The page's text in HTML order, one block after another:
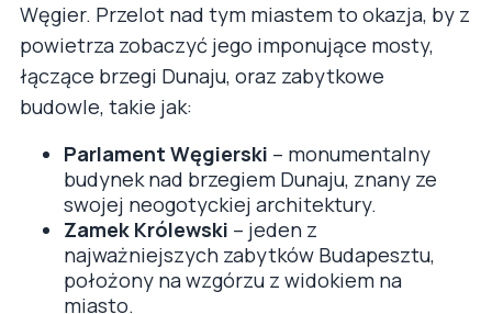
Węgier. Przelot nad tym miastem to okazja, by z
powietrza zobaczyć jego imponujące mosty,
łączące brzegi Dunaju, oraz zabytkowe
budowle, takie jak:
Parlament Węgierski – monumentalny
budynek nad brzegiem Dunaju, znany ze
swojej neogotyckiej architektury.
Zamek Królewski – jeden z
najważniejszych zabytków Budapesztu,
położony na wzgórzu z widokiem na
miasto.